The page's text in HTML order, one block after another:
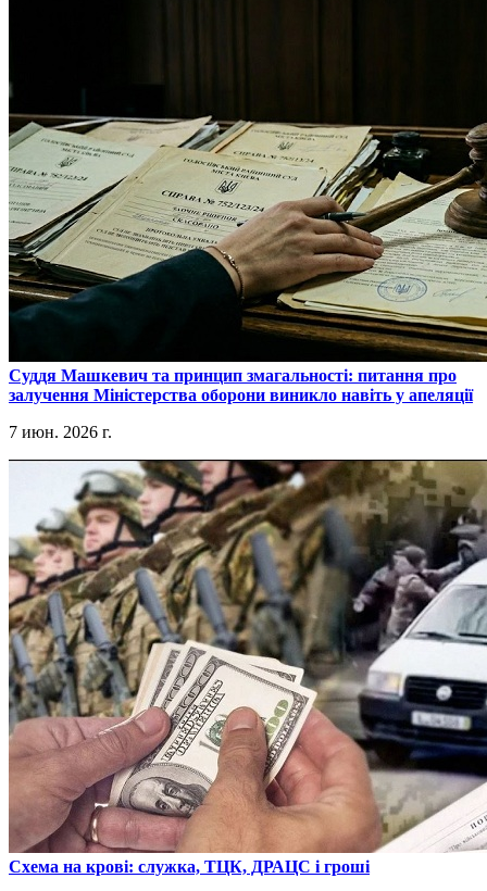
​Суддя Машкевич та принцип змагальності: питання про
залучення Міністерства оборони виникло навіть у апеляції
7 июн. 2026 г.
​Схема на крові: служка, ТЦК, ДРАЦС і гроші